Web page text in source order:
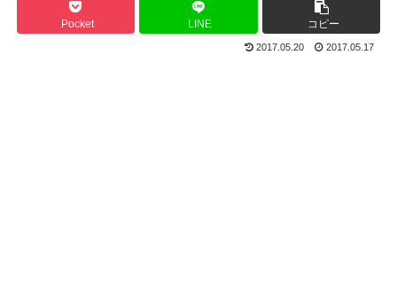
Pocket LINE コピー
2017.05.20 2017.05.17